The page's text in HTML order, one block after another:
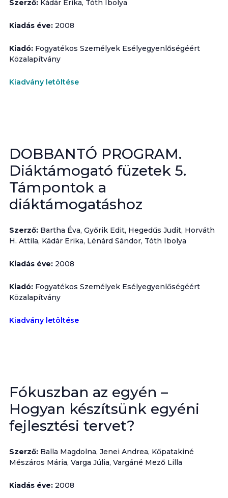
Szerző:Kádár Erika, Tóth Ibolya
Kiadás éve:2008
Kiadó:Fogyatékos Személyek Esélyegyenlőségéért
Közalapítvány
Kiadvány letöltése
DOBBANTÓ PROGRAM.
Diáktámogató füzetek 5.
Támpontok a
diáktámogatáshoz
Szerző:Bartha Éva, Győrik Edit, Hegedűs Judit, Horváth
H. Attila, Kádár Erika, Lénárd Sándor, Tóth Ibolya
Kiadás éve:2008
Kiadó:Fogyatékos Személyek Esélyegyenlőségéért
Közalapítvány
Kiadvány letöltése
Fókuszban az egyén –
Hogyan készítsünk egyéni
fejlesztési tervet?
Szerző:Balla Magdolna, Jenei Andrea, Kőpatakiné
Mészáros Mária, Varga Júlia, Vargáné Mező Lilla
Kiadás éve:2008